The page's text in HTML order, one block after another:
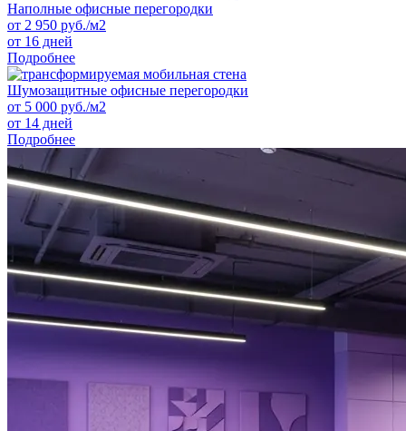
Наполные офисные перегородки
от 2 950 руб./м2
от 16 дней
Подробнее
Шумозащитные офисные перегородки
от 5 000 руб./м2
от 14 дней
Подробнее